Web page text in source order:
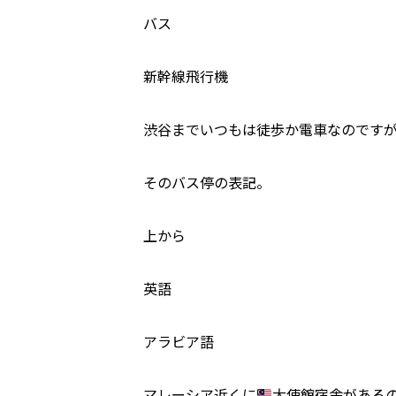
バス
新幹線飛行機
渋谷までいつもは徒歩か電車なのです
そのバス停の表記。
上から
英語
アラビア語